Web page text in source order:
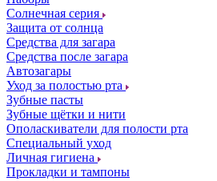
Солнечная серия
Защита от солнца
Средства для загара
Средства после загара
Автозагары
Уход за полостью рта
Зубные пасты
Зубные щётки и нити
Ополаскиватели для полости рта
Специальный уход
Личная гигиена
Прокладки и тампоны